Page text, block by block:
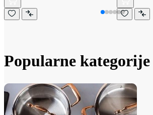
Popularne kategorije